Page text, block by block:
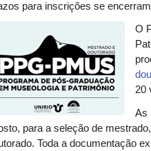
para inscrições se
O
20
As
para a seleção de
Toda a documentação